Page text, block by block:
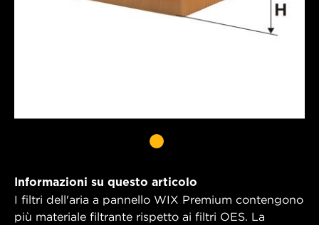
Informazioni su questo articolo
I filtri dell'aria a pannello WIX Premium contengono
più materiale filtrante rispetto ai filtri OES. La